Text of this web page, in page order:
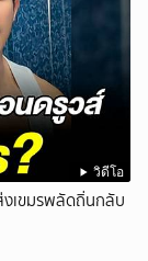
วิดีโอ
งเขมรพลัดถิ่นกลับ